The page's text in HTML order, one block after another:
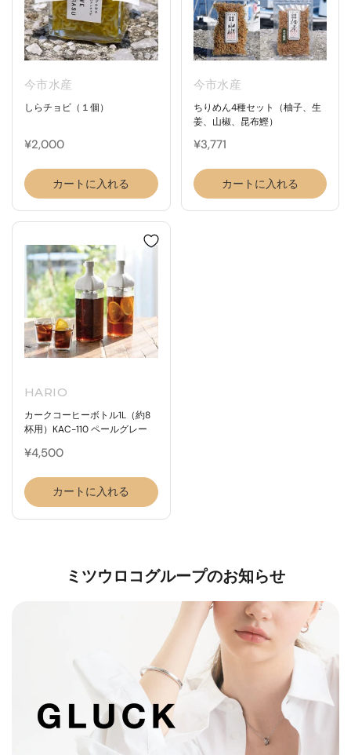
今市水産
しらチョビ（１個）
¥2,000
カートに入れる
今市水産
ちりめん4種セット（柚子、生
姜、山椒、昆布鰹）
¥3,771
カートに入れる
HARIO
カークコーヒーボトル1L（約8
杯用）KAC-110 ペールグレー
¥4,500
カートに入れる
ミツウロコグループのお知らせ